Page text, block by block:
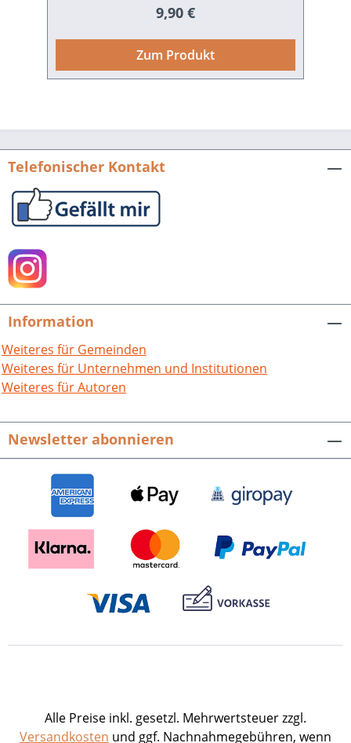
Stein und in jedem Fachwerkhaus
Und all diese hat Kornelius Konstantin
genannt, im Gepäck – er gilt als der
verraten. Wenn du also wissen willst, wie
woher der Pfeifferturm seinen Namen
hat und wie die seltsamen kleinen
andere als verstaubt, Kra wird es dir
zeigen! Christina Mildenberger, Kra,
Hüter der alten Eppinger Geschichte.Mit
Illustrationen von Paula Riek und Luca
Reinhard Ihle und Petra Binder.Hrsg.
durch die Stadt Eppingen.88 Seiten mit
100 Illustrationen, fester Einband im
repräsentativen Großformat. ISBN 978-
3-95505-434-2. EUR 9,90.
Regulärer Preis:
9,90 €
Zum Produkt
Telefonischer Kontakt
Information
Weiteres für Gemeinden
Weiteres für Unternehmen und Institutionen
Weiteres für Autoren
Newsletter abonnieren
Alle Preise inkl. gesetzl. Mehrwertsteuer zzgl.
Versandkosten und ggf. Nachnahmegebühren, wenn